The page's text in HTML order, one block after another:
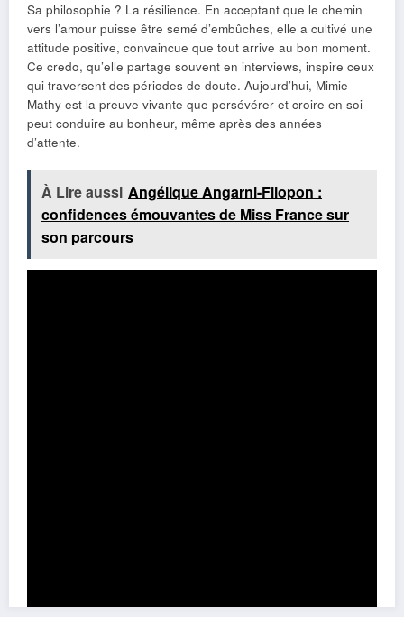
Sa philosophie ? La résilience. En acceptant que le chemin
vers l’amour puisse être semé d’embûches, elle a cultivé une
attitude positive, convaincue que tout arrive au bon moment.
Ce credo, qu’elle partage souvent en interviews, inspire ceux
qui traversent des périodes de doute. Aujourd’hui, Mimie
Mathy est la preuve vivante que persévérer et croire en soi
peut conduire au bonheur, même après des années
d’attente.
À Lire aussi Angélique Angarni-Filopon :
confidences émouvantes de Miss France sur
son parcours